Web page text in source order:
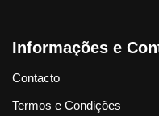
Informações e
Contacto
Termos e Condições